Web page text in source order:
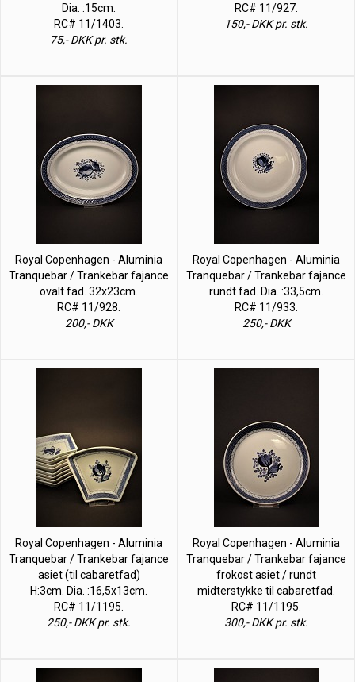
Dia. :15cm.
RC# 11/1403.
75,- DKK pr. stk.
RC# 11/927.
150,- DKK pr. stk.
Royal Copenhagen - Aluminia
Tranquebar / Trankebar fajance
ovalt fad. 32x23cm.
RC# 11/928.
200,- DKK
Royal Copenhagen - Aluminia
Tranquebar / Trankebar fajance
rundt fad. Dia. :33,5cm.
RC# 11/933.
250,- DKK
Royal Copenhagen - Aluminia
Tranquebar / Trankebar fajance
asiet (til cabaretfad)
H:3cm. Dia. :16,5x13cm.
RC# 11/1195.
250,- DKK pr. stk.
Royal Copenhagen - Aluminia
Tranquebar / Trankebar fajance
frokost asiet / rundt
midterstykke til cabaretfad.
RC# 11/1195.
300,- DKK pr. stk.